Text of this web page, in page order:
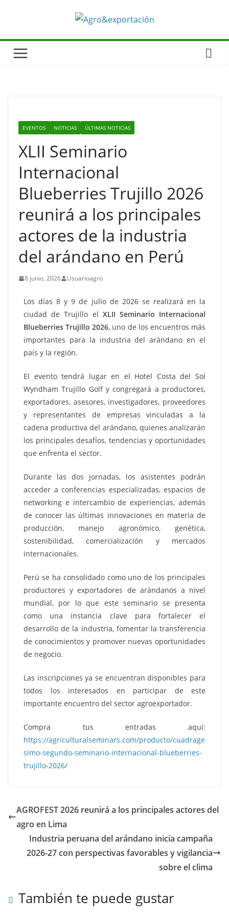
EVENTOS NOTICIAS ÚLTIMAS NOTICIAS
XLII Seminario
Internacional
Blueberries Trujillo 2026
reunirá a los principales
actores de la industria
del arándano en Perú
8 junio, 2026 Usuarioagro
Los días 8 y 9 de julio de 2026 se realizará en la
ciudad de Trujillo el XLII Seminario Internacional
Blueberries Trujillo 2026, uno de los encuentros más
importantes para la industria del arándano en el
país y la región.
El evento tendrá lugar en el Hotel Costa del Sol
Wyndham Trujillo Golf y congregará a productores,
exportadores, asesores, investigadores, proveedores
y representantes de empresas vinculadas a la
cadena productiva del arándano, quienes analizarán
los principales desafíos, tendencias y oportunidades
que enfrenta el sector.
Durante las dos jornadas, los asistentes podrán
acceder a conferencias especializadas, espacios de
networking e intercambio de experiencias, además
de conocer las últimas innovaciones en materia de
producción, manejo agronómico, genética,
sostenibilidad, comercialización y mercados
internacionales.
Perú se ha consolidado como uno de los principales
productores y exportadores de arándanos a nivel
mundial, por lo que este seminario se presenta
como una instancia clave para fortalecer el
desarrollo de la industria, fomentar la transferencia
de conocimientos y promover nuevas oportunidades
de negocio.
Las inscripciones ya se encuentran disponibles para
todos los interesados en participar de este
importante encuentro del sector agroexportador.
Compra tus entradas aquí:
https://agriculturalseminars.com/producto/cuadrage
simo-segundo-seminario-internacional-blueberries-
trujillo-2026/
AGROFEST 2026 reunirá a los principales actores del
agro en Lima
Industria peruana del arándano inicia campaña
2026-27 con perspectivas favorables y vigilancia
sobre el clima
También te puede gustar